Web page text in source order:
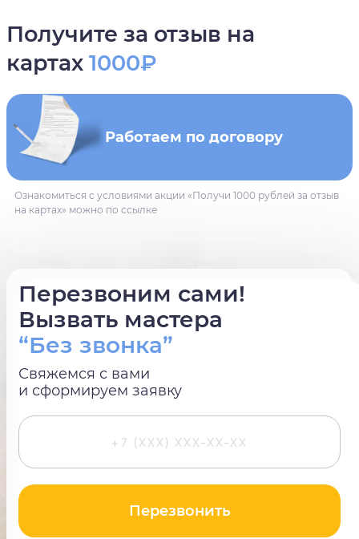
Перезвоним сами!
Вызвать мастера
“Без звонка”
Свяжемся с вами
и сформируем заявку
Перезвонить
Получите за отзыв на
картах 1000₽
Работаем по договору
Ознакомиться с условиями акции «Получи 1000 рублей за отзыв
на картах» можно по ссылке